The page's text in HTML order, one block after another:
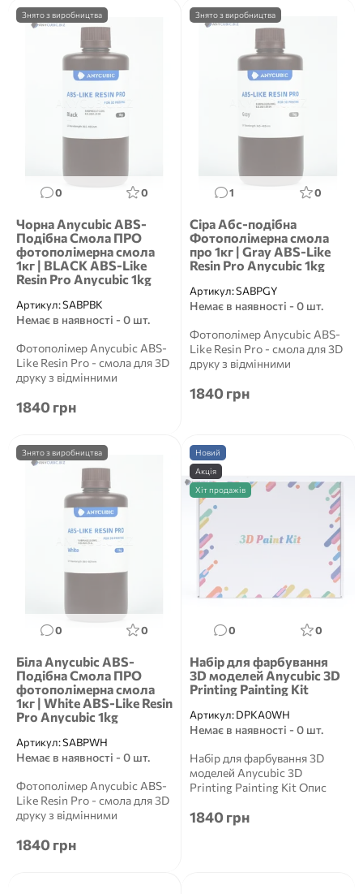
Знято з виробництва
0 0
Чорна Anycubic ABS-
Подібна Смола ПРО
фотополімерна смола
1кг | BLACK ABS-Like
Resin Pro Anycubic 1kg
Артикул:SABPBK
Немає в наявності - 0 шт.
Фотополімер Anycubic ABS-
Like Resin Pro - смола для 3D
друку з відмінними
1840 грн
Знято з виробництва
1 0
Сіра Aбс-подібна
Фотополімерна смола
про 1кг | Gray ABS-Like
Resin Pro Anycubic 1kg
Артикул:SABPGY
Немає в наявності - 0 шт.
Фотополімер Anycubic ABS-
Like Resin Pro - смола для 3D
друку з відмінними
1840 грн
Знято з виробництва
0 0
Біла Anycubic ABS-
Подібна Смола ПРО
фотополімерна смола
1кг | White ABS-Like Resin
Pro Anycubic 1kg
Артикул:SABPWH
Немає в наявності - 0 шт.
Фотополімер Anycubic ABS-
Like Resin Pro - смола для 3D
друку з відмінними
1840 грн
Новий
Акція
Хіт продажів
0 0
Набір для фарбування
3D моделей Anycubic 3D
Printing Painting Kit
Артикул:DPKA0WH
Немає в наявності - 0 шт.
Набір для фарбування 3D
моделей Anycubic 3D
Printing Painting Kit Опис
1840 грн